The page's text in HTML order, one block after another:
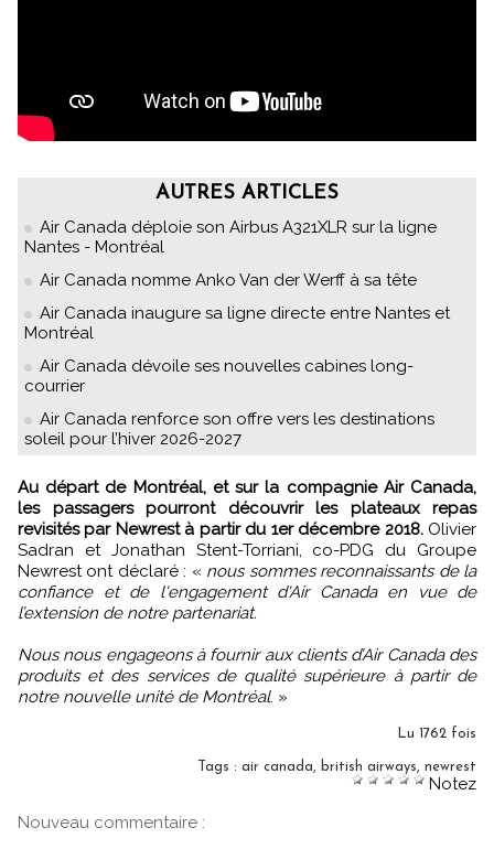
AUTRES ARTICLES
Air Canada déploie son Airbus A321XLR sur la ligne
Nantes - Montréal
Air Canada nomme Anko Van der Werff à sa tête
Air Canada inaugure sa ligne directe entre Nantes et
Montréal
Air Canada dévoile ses nouvelles cabines long-
courrier
Air Canada renforce son offre vers les destinations
soleil pour l’hiver 2026-2027
Au départ de Montréal, et sur la compagnie Air Canada,
les passagers pourront découvrir les plateaux repas
revisités par Newrest à partir du 1er décembre 2018.Olivier
Sadran et Jonathan Stent-Torriani, co-PDG du Groupe
Newrest ont déclaré : « nous sommes reconnaissants de la
confiance et de l'engagement d'Air Canada en vue de
l’extension de notre partenariat.
Nous nous engageons à fournir aux clients d’Air Canada des
produits et des services de qualité supérieure à partir de
notre nouvelle unité de Montréal. »
Lu 1762 fois
Tags : air canada, british airways, newrest
Notez
Nouveau commentaire :